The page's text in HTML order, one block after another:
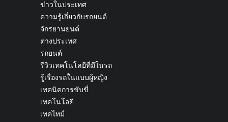
ข่าวในประเทศ
ความรู้เกี่ยวกับรถยนต์
จักรยานยนต์
ต่างประเทศ
รถยนต์
รีวิวเทคโนโลยีที่มีในรถ
รู้เรื่องรถในแบบผู้หญิง
เทคนิคการขับขี่
เทคโนโลยี
เทคไทม์